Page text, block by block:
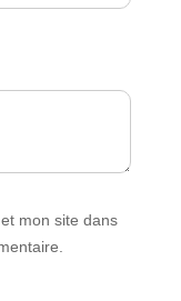
mon site dans